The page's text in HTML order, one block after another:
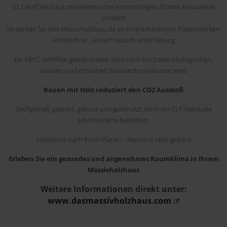
CLT HolT wird aus mindestens drei einschichtigen Platten kreuzweise
verklebt
Ist perfekt für den Massivholzbau, da es in verschiedenen Plattenstärken
erhältlich ist , je nach Wusch und Planung
Ein PEFC-Zertifikat gewährleistet, dass nach höchsten ökologischen,
sozialen und ethischen Standards produziert wird.
Bauen mit Holz reduziert den CO2 Ausstoß
Sachgemäß geplant, gebaut und geschützt, kann ein CLT-Gebäude
Jahrhunderte bestehen.
Individuell nach Ihren Plänen - Massiv in Holz gebaut
Erleben Sie ein gesundes und angenehmes Raumklima in Ihrem
Massivholzhaus
Weitere Informationen direkt unter:
www.dasmassivholzhaus.com